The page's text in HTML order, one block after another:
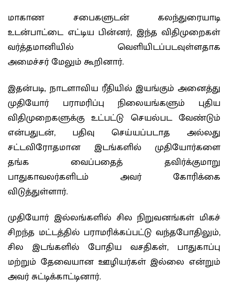
மாகாண சபைகளுடன் கலந்துரையாடி
உடன்பாட்டை எட்டிய பின்னர், இந்த விதிமுறைகள்
வர்த்தமானியில் வெளியிடப்படவுள்ளதாக
அமைச்சர் மேலும் கூறினார்.
இதன்படி, நாடளாவிய ரீதியில் இயங்கும் அனைத்து
முதியோர் பராமரிப்பு நிலையங்களும் புதிய
விதிமுறைகளுக்கு உட்பட்டு செயல்பட வேண்டும்
என்பதுடன், பதிவு செய்யப்படாத அல்லது
சட்டவிரோதமான இடங்களில் முதியோர்களை
தங்க வைப்பதைத் தவிர்க்குமாறு
பாதுகாவலர்களிடம் அவர் கோரிக்கை
விடுத்துள்ளார்.
முதியோர் இல்லங்களில் சில நிறுவனங்கள் மிகச்
சிறந்த மட்டத்தில் பராமரிக்கப்பட்டு வந்தபோதிலும்,
சில இடங்களில் போதிய வசதிகள், பாதுகாப்பு
மற்றும் தேவையான ஊழியர்கள் இல்லை என்றும்
அவர் சுட்டிக்காட்டினார்.